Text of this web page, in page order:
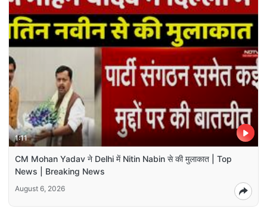
1:11
CM Mohan Yadav ने Delhi में Nitin Nabin से की मुलाकात | Top
News | Breaking News
August 6, 2026